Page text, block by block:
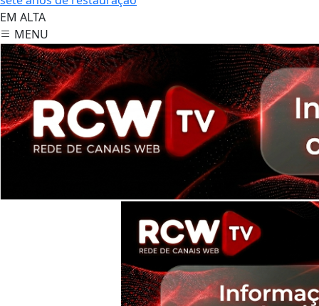
EM ALTA
MENU